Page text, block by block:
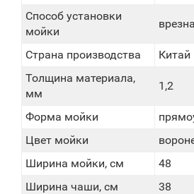
Способ установки
мойки
Страна производства
Китай
Толщина материала,
мм
1,2
Форма мойки
Цвет мойки
Ширина мойки, см
48
Ширина чаши, см
38